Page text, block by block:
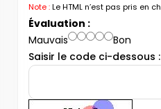
Note :Le HTML n’est pas pris en
Évaluation :
Mauvais
Bon
Saisir le code ci-dessous :